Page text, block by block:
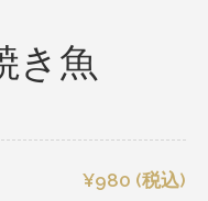
き魚
¥980 (税込)